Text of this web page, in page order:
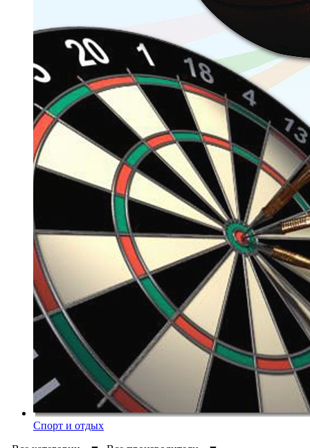
Спорт и отдых